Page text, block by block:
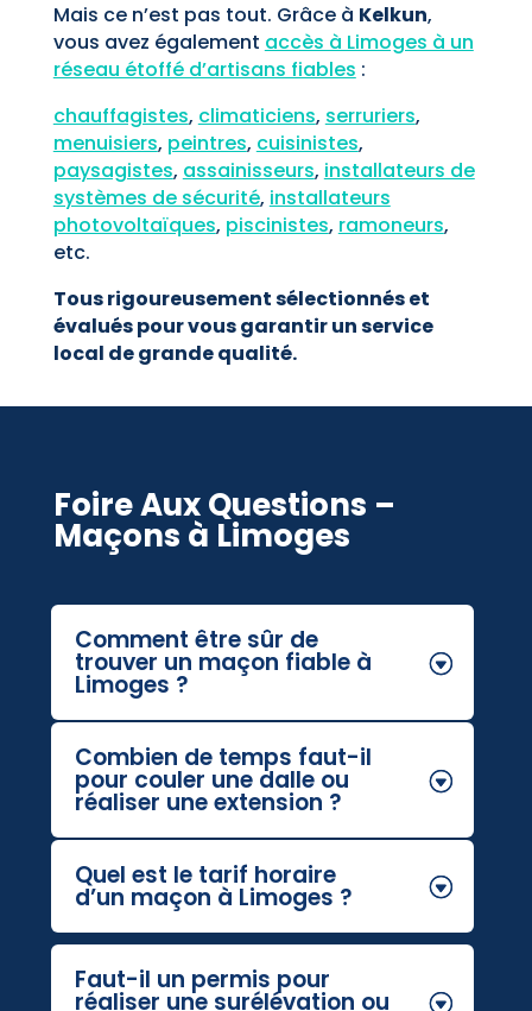
Mais ce n’est pas tout. Grâce à Kelkun,
vous avez également accès à Limoges à un
réseau étoffé d’artisans fiables :
chauffagistes, climaticiens, serruriers,
menuisiers, peintres, cuisinistes,
paysagistes, assainisseurs, installateurs de
systèmes de sécurité, installateurs
photovoltaïques, piscinistes, ramoneurs,
etc.
Tous rigoureusement sélectionnés et
évalués pour vous garantir un service
local de grande qualité.
Foire Aux Questions –
Maçons à Limoges
Comment être sûr de
trouver un maçon fiable à
Limoges ?
Combien de temps faut-il
pour couler une dalle ou
réaliser une extension ?
Quel est le tarif horaire
d’un maçon à Limoges ?
Faut-il un permis pour
réaliser une surélévation ou